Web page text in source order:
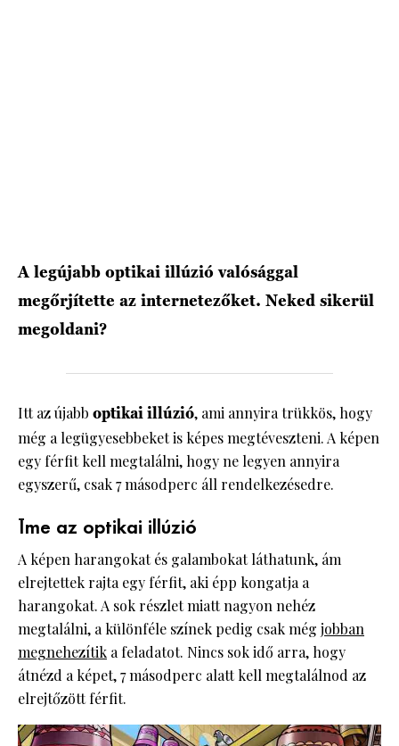
A legújabb optikai illúzió valósággal
megőrjítette az internetezőket. Neked sikerül
megoldani?
Itt az újabb optikai illúzió, ami annyira trükkös, hogy
még a legügyesebbeket is képes megtéveszteni. A képen
egy férfit kell megtalálni, hogy ne legyen annyira
egyszerű, csak 7 másodperc áll rendelkezésedre.
Íme az optikai illúzió
A képen harangokat és galambokat láthatunk, ám
elrejtettek rajta egy férfit, aki épp kongatja a
harangokat. A sok részlet miatt nagyon nehéz
megtalálni, a különféle színek pedig csak még jobban
megnehezítik a feladatot. Nincs sok idő arra, hogy
átnézd a képet, 7 másodperc alatt kell megtalálnod az
elrejtőzött férfit.